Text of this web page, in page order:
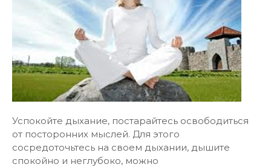
Успокойте дыхание, постарайтесь освободиться
от посторонних мыслей. Для этого
сосредоточьтесь на своем дыхании, дышите
спокойно и неглубоко, можно